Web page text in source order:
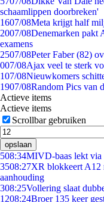
schaamlippen doorbreken'
1607/08Meta krijgt half
2007/08Denemarken pakt
examens
2507/08Peter Faber (82)
007/08Ajax veel te sterk
107/08Nieuwkomers
1907/08Random Pics van
Actieve items
Actieve items
Scrollbar gebruiken
opslaan
508:34MIVD-baas lekt via
3508:27XR blokkeert A12
aanhouding
308:25Vollering slaat
1208:24Broer 135 keer